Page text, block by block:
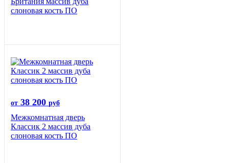
слоновая кость ПО
от 38 200 руб
Межкомнатная дверь
Классик 2 массив дуба
слоновая кость ПО